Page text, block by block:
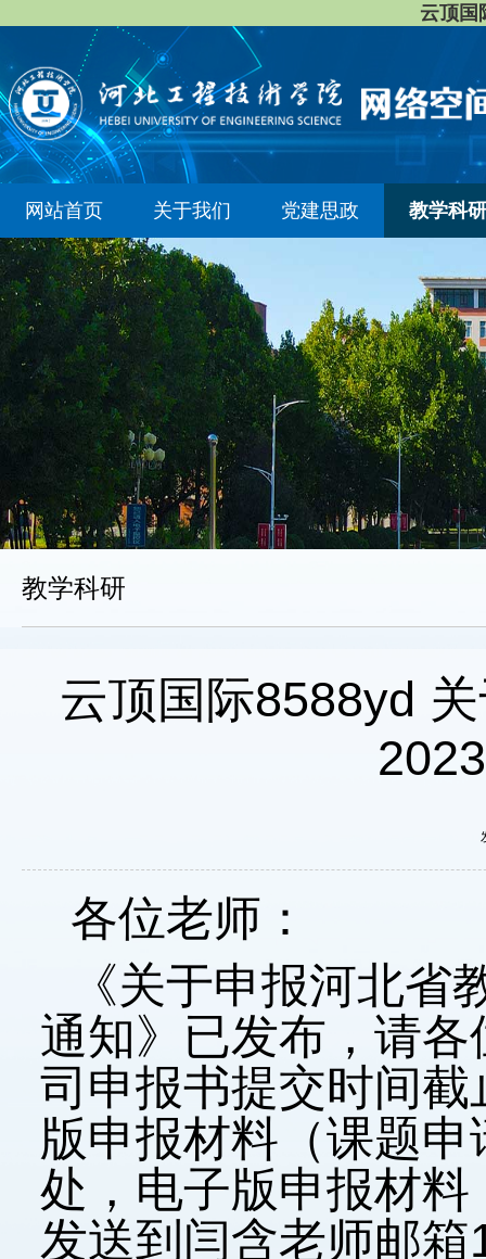
云顶国
网站首页 关于我们 党建思政 教学科研
教学科研
云顶国际8588yd
各位老师：
《关于申报河北省
通知》已发布，请
司申报书提交时间
版申报材料（课题
处，电子版申报材
发送到闫含老师邮